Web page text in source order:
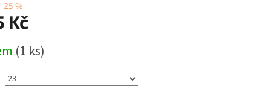
–25 %
Kč
(1 ks)